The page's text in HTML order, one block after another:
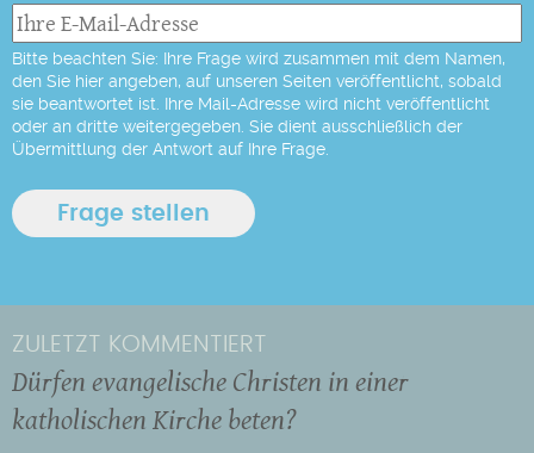
Bitte beachten Sie: Ihre Frage wird zusammen mit dem Namen,
den Sie hier angeben, auf unseren Seiten veröffentlicht, sobald
sie beantwortet ist. Ihre Mail-Adresse wird nicht veröffentlicht
oder an dritte weitergegeben. Sie dient ausschließlich der
Übermittlung der Antwort auf Ihre Frage.
ZULETZT KOMMENTIERT
Dürfen evangelische Christen in einer
katholischen Kirche beten?